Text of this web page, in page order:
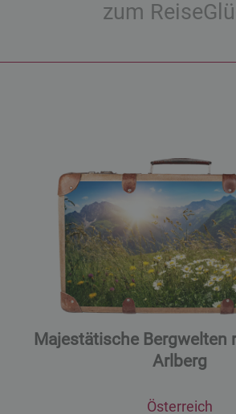
zum
Majestätische Bergwelten
Arlberg
Österreich